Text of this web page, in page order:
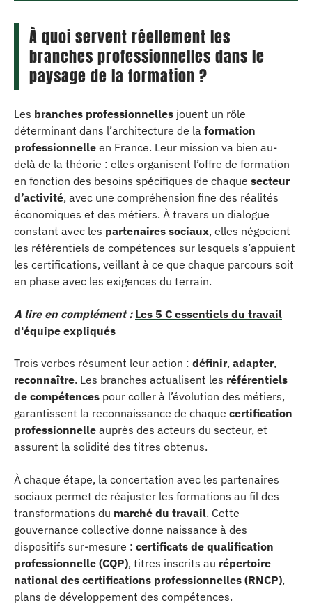
À quoi servent réellement les
branches professionnelles dans le
paysage de la formation ?
Les branches professionnelles jouent un rôle
déterminant dans l’architecture de la formation
professionnelle en France. Leur mission va bien au-
delà de la théorie : elles organisent l’offre de formation
en fonction des besoins spécifiques de chaque secteur
d’activité, avec une compréhension fine des réalités
économiques et des métiers. À travers un dialogue
constant avec les partenaires sociaux, elles négocient
les référentiels de compétences sur lesquels s’appuient
les certifications, veillant à ce que chaque parcours soit
en phase avec les exigences du terrain.
A lire en complément : Les 5 C essentiels du travail
d'équipe expliqués
Trois verbes résument leur action : définir, adapter,
reconnaître. Les branches actualisent les référentiels
de compétences pour coller à l’évolution des métiers,
garantissent la reconnaissance de chaque certification
professionnelle auprès des acteurs du secteur, et
assurent la solidité des titres obtenus.
À chaque étape, la concertation avec les partenaires
sociaux permet de réajuster les formations au fil des
transformations du marché du travail. Cette
gouvernance collective donne naissance à des
dispositifs sur-mesure : certificats de qualification
professionnelle (CQP), titres inscrits au répertoire
national des certifications professionnelles (RNCP),
plans de développement des compétences.